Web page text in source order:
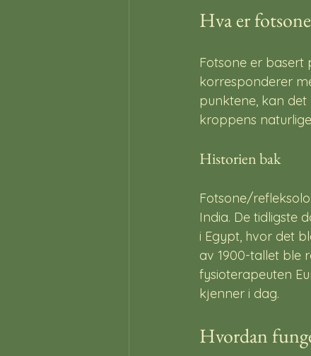
Hva er
Fotsone er basert
korresponderer
punktene, kan
kroppens
Historien bak
Fotsone/
India. De tidligste
i Egypt, hvor det
av 1900-tallet ble
fysioterapeuten
kjenner i dag.
Hvordan